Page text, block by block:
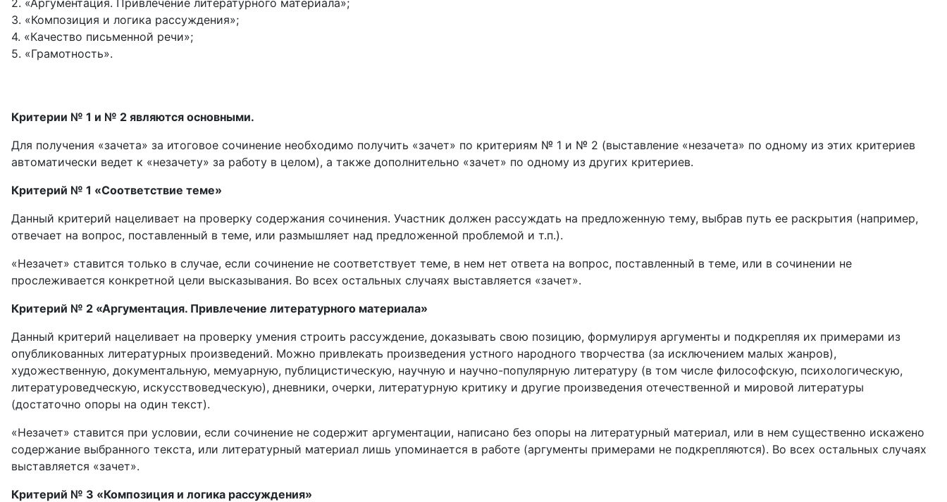
2. «Аргументация. Привлечение литературного материала»;
3. «Композиция и логика рассуждения»;
4. «Качество письменной речи»;
5. «Грамотность».
Критерии № 1 и № 2 являются основными.
Для получения «зачета» за итоговое сочинение необходимо получить «зачет» по критериям № 1 и № 2 (выставление «незачета» по одному из этих критериев
автоматически ведет к «незачету» за работу в целом), а также дополнительно «зачет» по одному из других критериев.
Критерий № 1 «Соответствие теме»
Данный критерий нацеливает на проверку содержания сочинения. Участник должен рассуждать на предложенную тему, выбрав путь ее раскрытия (например,
отвечает на вопрос, поставленный в теме, или размышляет над предложенной проблемой и т.п.).
«Незачет» ставится только в случае, если сочинение не соответствует теме, в нем нет ответа на вопрос, поставленный в теме, или в сочинении не
прослеживается конкретной цели высказывания. Во всех остальных случаях выставляется «зачет».
Критерий № 2 «Аргументация. Привлечение литературного материала»
Данный критерий нацеливает на проверку умения строить рассуждение, доказывать свою позицию, формулируя аргументы и подкрепляя их примерами из
опубликованных литературных произведений. Можно привлекать произведения устного народного творчества (за исключением малых жанров),
художественную, документальную, мемуарную, публицистическую, научную и научно-популярную литературу (в том числе философскую, психологическую,
литературоведческую, искусствоведческую), дневники, очерки, литературную критику и другие произведения отечественной и мировой литературы
(достаточно опоры на один текст).
«Незачет» ставится при условии, если сочинение не содержит аргументации, написано без опоры на литературный материал, или в нем существенно искажено
содержание выбранного текста, или литературный материал лишь упоминается в работе (аргументы примерами не подкрепляются). Во всех остальных случаях
выставляется «зачет».
Критерий № 3 «Композиция и логика рассуждения»